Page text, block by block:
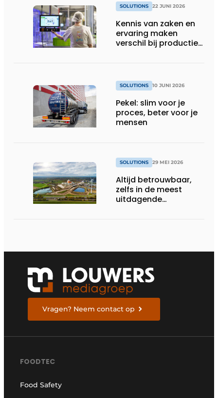
SOLUTIONS 22 JUNI 2026
Kennis van zaken en
ervaring maken
verschil bij productie-
SOLUTIONS 10 JUNI 2026
Pekel: slim voor je
proces, beter voor je
mensen
SOLUTIONS 29 MEI 2026
Altijd betrouwbaar,
zelfs in de meest
uitdagende
Vragen? Neem contact op
FOODTEC
Food Safety